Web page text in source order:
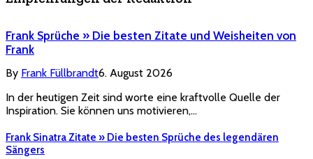
Frank Sprüche » Die besten Zitate und Weisheiten von
Frank
By Frank Füllbrandt6. August 2026
In der heutigen Zeit sind worte eine kraftvolle Quelle der
Inspiration. Sie können uns motivieren,…
Frank Sinatra Zitate » Die besten Sprüche des legendären
Sängers